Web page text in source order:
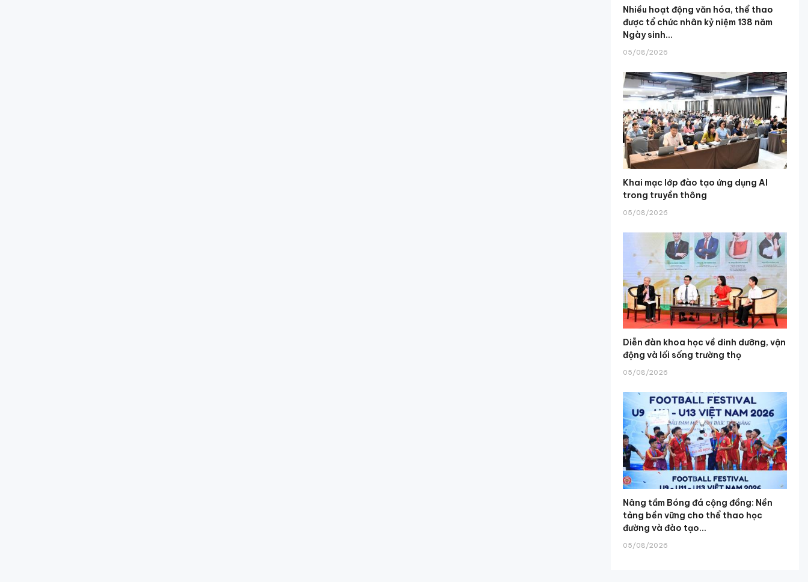
Nhiều hoạt động văn hóa, thể thao
được tổ chức nhân kỷ niệm 138 năm
Ngày sinh...
05/08/2026
Khai mạc lớp đào tạo ứng dụng AI
trong truyền thông
05/08/2026
Diễn đàn khoa học về dinh dưỡng, vận
động và lối sống trường thọ
05/08/2026
Nâng tầm Bóng đá cộng đồng: Nền
tảng bền vững cho thể thao học
đường và đào tạo...
05/08/2026